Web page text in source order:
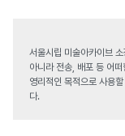
서울시립 미술아카이브
아니라 전송, 배포 등 어
영리적인 목적으로 사용
다.